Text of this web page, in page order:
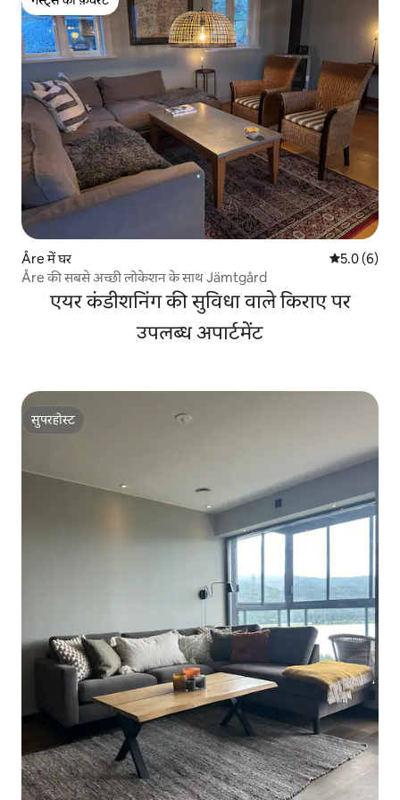
गेस्ट्स की फ़ेवरेट
Åre में घर औसत रेटिंग 5
5.0 (6)
Åre की सबसे अच्छी लोकेशन के साथ Jämtgård
एयर कंडीशनिंग की सुविधा वाले किराए पर
उपलब्ध अपार्टमेंट
सुपरहोस्ट
सुपरहोस्ट